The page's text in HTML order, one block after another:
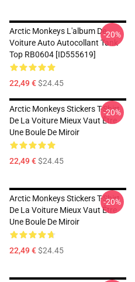
Arctic Monkeys L'album De
Voiture Auto Autocollant Tank
Top RB0604 [ID555619]
22,49 €$24.45
-20%
Arctic Monkeys Stickers T-Shirt
De La Voiture Mieux Vaut Être
Une Boule De Miroir
22,49 €$24.45
-20%
Arctic Monkeys Stickers T-Shirt
De La Voiture Mieux Vaut Être
Une Boule De Miroir
22,49 €$24.45
-20%